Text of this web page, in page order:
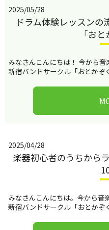
2025/05/28
ドラム体験レッスン
「おと
みなさんこんにちは！ 今から
新宿バンドサークル「おとか
2025/04/28
楽器初心者のうちから
みなさんこんにちは。今から音
新宿バンドサークル「おとか